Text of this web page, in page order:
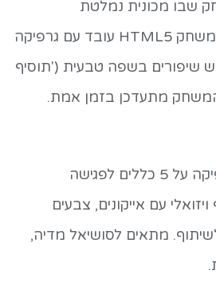
שבו מכונית נמלטת
ממכשולים' ומקבלים משחק HTML5 עובד עם גרפיקה
שיפורים בשפה טבעית ('תוסיף
מתעדכן בזמן אמת.
כותבים 'צור אינפוגרפיקה על 5 כללים לפגישה
עם אייקונים, צבעים
מתאים לסושיאל מדיה,